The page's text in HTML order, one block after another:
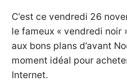
C’est ce vendredi 26
le fameux « vendredi noir
aux bons plans d’avant
moment idéal pour
Internet.